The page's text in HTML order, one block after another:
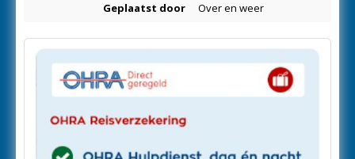
Geplaatst door Over en weer